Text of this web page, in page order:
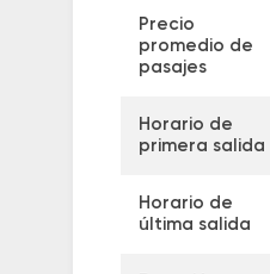
Precio
promedio de
pasajes
Horario de
primera salida
Horario de
última salida